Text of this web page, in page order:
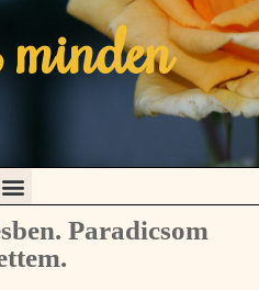
minden
Paradicsom